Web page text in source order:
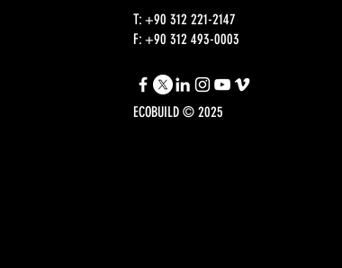
T: +90 312 221-2147
F: +90 312 493-0003
ECOBUILD © 2025